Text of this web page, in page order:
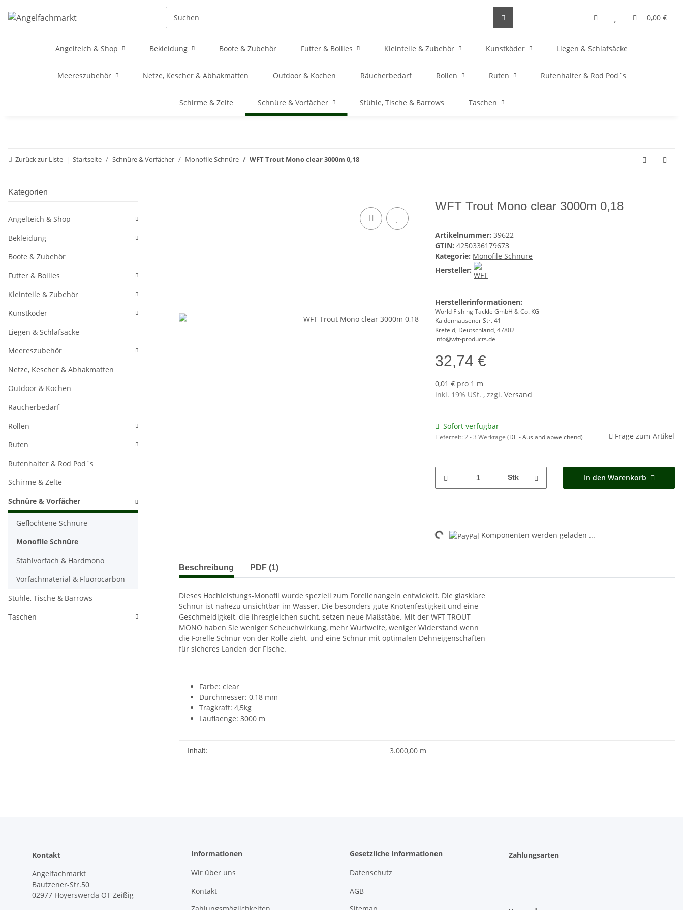
0,00 €
Angelteich & Shop Bekleidung Boote & Zubehör Futter & Boilies Kleinteile & Zubehör Kunstköder Liegen & Schlafsäcke
Meereszubehör Netze, Kescher & Abhakmatten Outdoor & Kochen Räucherbedarf Rollen Ruten Rutenhalter & Rod Pod´s
Schirme & Zelte Schnüre & Vorfächer Stühle, Tische & Barrows Taschen
Zurück zur Liste Startseite Schnüre & Vorfächer Monofile Schnüre WFT Trout Mono clear 3000m 0,18
WFT Trout Mono clear 3000m 0,18
Artikelnummer: 39622
GTIN: 4250336179673
Kategorie: Monofile Schnüre
Hersteller:
Herstellerinformationen:
World Fishing Tackle GmbH & Co. KG
Kaldenhausener Str. 41
Krefeld, Deutschland, 47802
info@wft-products.de
32,74 €
0,01 € pro 1 m
inkl. 19% USt. , zzgl. Versand
Sofort verfügbar
Lieferzeit:2 - 3 Werktage (DE - Ausland abweichend) Frage zum Artikel
Stk In den Warenkorb
Loading... Komponenten werden geladen ...
weitere Registerkarten anzeigen
Beschreibung PDF (1)
Dieses Hochleistungs-Monofil wurde speziell zum Forellenangeln entwickelt. Die glasklare
Schnur ist nahezu unsichtbar im Wasser. Die besonders gute Knotenfestigkeit und eine
Geschmeidigkeit, die ihresgleichen sucht, setzen neue Maßstäbe. Mit der WFT TROUT
MONO haben Sie weniger Scheuchwirkung, mehr Wurfweite, weniger Widerstand wenn
die Forelle Schnur von der Rolle zieht, und eine Schnur mit optimalen Dehneigenschaften
für sicheres Landen der Fische.
Farbe: clear
Durchmesser: 0,18 mm
Tragkraft: 4,5kg
Lauflaenge: 3000 m
Produkteigenschaft
Wert
Inhalt: 3.000,00 m
Kategorien
Angelteich & Shop
Bekleidung
Boote & Zubehör
Futter & Boilies
Kleinteile & Zubehör
Kunstköder
Liegen & Schlafsäcke
Meereszubehör
Netze, Kescher & Abhakmatten
Outdoor & Kochen
Räucherbedarf
Rollen
Ruten
Rutenhalter & Rod Pod´s
Schirme & Zelte
Schnüre & Vorfächer
Geflochtene Schnüre
Monofile Schnüre
Stahlvorfach & Hardmono
Vorfachmaterial & Fluorocarbon
Stühle, Tische & Barrows
Taschen
Kontakt
Angelfachmarkt
Bautzener-Str.50
02977 Hoyerswerda OT Zeißig
Informationen
Wir über uns
Kontakt
Gesetzliche Informationen
Datenschutz
AGB
Zahlungsarten